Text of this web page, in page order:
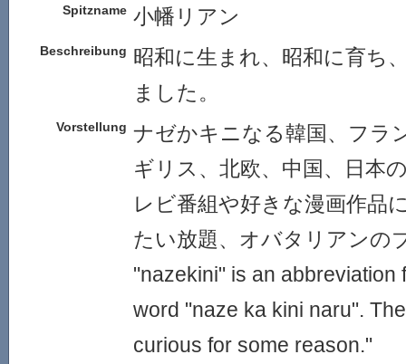
Spitzname 小幡リアン
Beschreibung 昭和に生まれ、昭和に育ち
ました。
Vorstellung ナゼかキニなる韓国、フラ
ギリス、北欧、中国、日本
レビ番組や好きな漫画作品
たい放題、オバタリアンの
"nazekini" is an abbreviation
word "naze ka kini naru".
curious for some reason."